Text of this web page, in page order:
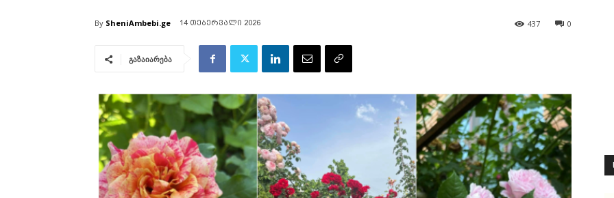
By SheniAmbebi.ge 14 თებერვალი 2026 0
437
გაზაიარება